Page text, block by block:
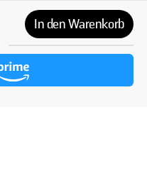
In den Warenkorb